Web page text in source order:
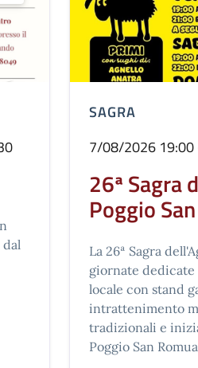
SAGRA
7/08/2026
26ª Sagra
Poggio
La 26ª Sagra
giornate
locale con stand
intrattenimento
tradizionali e
Poggio San